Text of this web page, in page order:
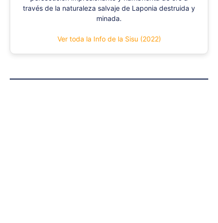
través de la naturaleza salvaje de Laponia destruida y
minada.
Ver toda la Info de la Sisu (2022)